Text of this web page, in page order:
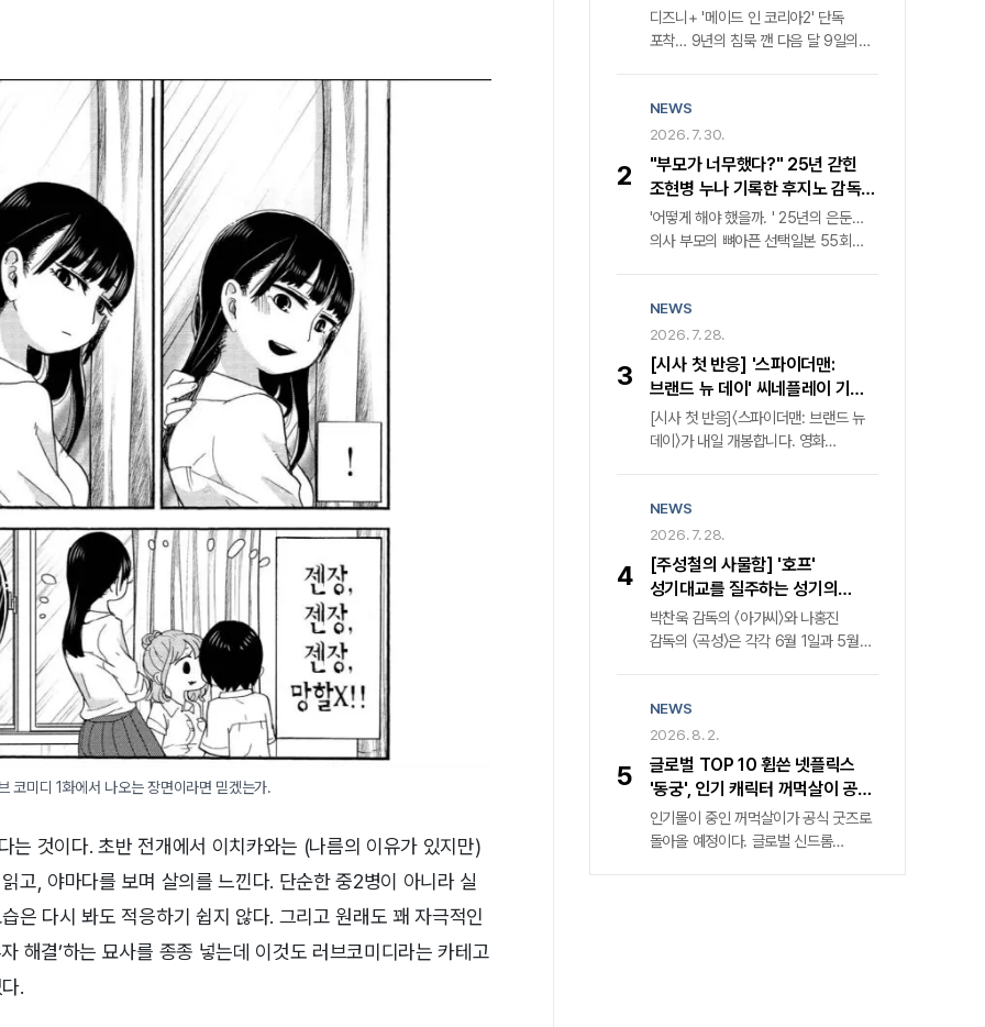
코미디 1화에서 나오는 장면이라면 믿겠는가.
는 것이다. 초반 전개에서 이치카와는 (나름의 이유가 있지만)
고, 야마다를 보며 살의를 느낀다. 단순한 중2병이 아니라 실
은 다시 봐도 적응하기 쉽지 않다. 그리고 원래도 꽤 자극적인
해결’하는 묘사를 종종 넣는데 이것도 러브코미디라는 카테고
.
귀환… 디즈니+ 내달 9일 공개
디즈니+ '메이드 인 코리아2' 단독
포착… 9년의 침묵 깬 다음 달 9일의
1위를 거머쥔 '메이드 인 코리아'가
마침내 두 번째 장을 연다. 월트디즈니
컴퍼니 코리아는 다음 달 9일 '메이드
인 코리아2'의 전 세계 동시 첫 공개를
공식화하며 웰메이드 누아르의 귀환을
알렸다. 격동의 1970년대를 관통했던
전작은 낮에는 중앙정보부 요원, 밤에는
집념의 검사 장건영('정우성' 분)의 숨
막히는 혈투를 그렸다. 압도적인
몰입감과 탄탄한 서사로 국내외 평단의
찬사를 받으며 K-콘텐츠의 위상을 높인
바 있다.
2
NEWS
2026. 7. 30.
"부모가 너무했다?" 25년 갇힌
조현병 누나 기록한 후지노 감독의
속사정
'어떻게 해야 했을까. ' 25년의 은둔…
의사 부모의 뼈아픈 선택일본 55회
단면을 넘어선 성찰, 카메라가 응시한
가족의 이면"부모의 대처가 가혹했다는
비판이 지배적이었다. 그러나 과연 이
비극의 책임이 온전히 그들에게만 있는
것일까. " 25년이라는 긴 세월 동안
세상과 단절된 채 살아온 조현병 환자
누나의 궤적을 좇은 다큐멘터리 영화
반문한다. 그는 가족의 치부를 스크린에
투사한 목적이 부모에 대한 단죄가
아님을 명확히 했다. 오히려 현재
진행형인 사회적 고립과 정신질환자
돌봄의 사각지대를 공론화하기 위한
치열한 기록임을 강조한다.
3
NEWS
2026. 7. 28.
[시사 첫 반응] '스파이더맨:
브랜드 뉴 데이' 씨네플레이 기자
별점
[시사 첫 반응]〈스파이더맨: 브랜드 뉴
데이〉가 내일 개봉합니다. 영화
모두에게 잊힌 ‘피터 파커’ 가 자신의
정체를 기억하는 의문의 적의 등장과
DNA 변이로 통제 불가능한 힘을
얻으며 더 깊은 혼란에 빠진 가운데,
소중한 이들을 지키기 위해 새로운
위협에 맞서는 액션 블록버스터인데요.
씨네플레이 기자들이 시사회에서
4
NEWS
2026. 7. 28.
[주성철의 사물함] '호프'
성기대교를 질주하는 성기의
트러커캡을 통해 '황해' '곡성' 다시
보기
박찬욱 감독의 〈아가씨〉와 나홍진
감독의 〈곡성〉은 각각 6월 1일과 5월
경쟁부문과 비경쟁부문에 초청됐을
뿐만 아니라, 흥행 역시 각각 429만
명과 687만 명을 동원했다. 그래서
당시 전 직장에서 두 감독을 모시고
대담을 진행한 적 있다. 나홍진 감독이
〈곡성〉을 준비하며 박찬욱 감독에게
완성된 시나리오에 대한 조언을
5
NEWS
2026. 8. 2.
글로벌 TOP 10 휩쓴 넷플릭스
'동궁', 인기 캐릭터 꺼먹살이 공식
굿즈 전격 발매
인기몰이 중인 꺼먹살이가 공식 굿즈로
돌아올 예정이다. 글로벌 신드롬